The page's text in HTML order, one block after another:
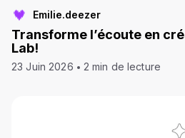
Emilie.deezer
Transforme l’écoute en
Lab!
23 Juin 2026 2 min de lecture